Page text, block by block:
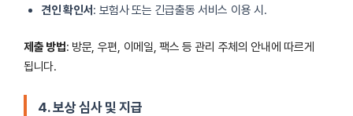
견인 확인서: 보험사 또는 긴급출동 서비스 이용 시.
제출 방법: 방문, 우편, 이메일, 팩스 등 관리 주체의 안내에 따르게
됩니다.
4. 보상 심사 및 지급